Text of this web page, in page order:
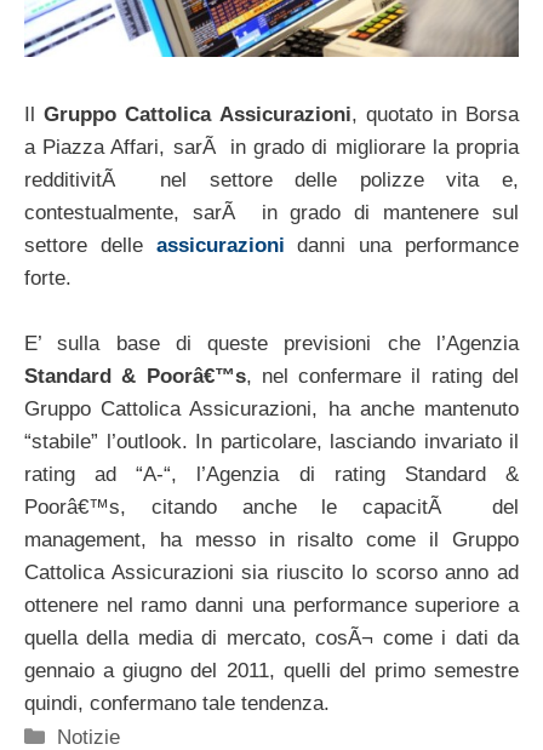
IlGruppo Cattolica Assicurazioni, quotato in Borsa
a Piazza Affari, sarÃ in grado di migliorare la propria
redditivitÃ nel settore delle polizze vita e,
contestualmente, sarÃ in grado di mantenere sul
settore delle assicurazioni danni una performance
forte.
E’ sulla base di queste previsioni che l’Agenzia
Standard & Poorâ€™s, nel confermare il rating del
Gruppo Cattolica Assicurazioni, ha anche mantenuto
“stabile” l’outlook. In particolare, lasciando invariato il
rating ad “A-“, l’Agenzia di rating Standard &
Poorâ€™s, citando anche le capacitÃ del
management, ha messo in risalto come il Gruppo
Cattolica Assicurazioni sia riuscito lo scorso anno ad
ottenere nel ramo danni una performance superiore a
quella della media di mercato, cosÃ¬ come i dati da
gennaio a giugno del 2011, quelli del primo semestre
quindi, confermano tale tendenza.
Categorie
Notizie